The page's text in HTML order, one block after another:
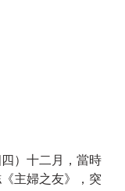
）十二月，當時
主婦之友》，突